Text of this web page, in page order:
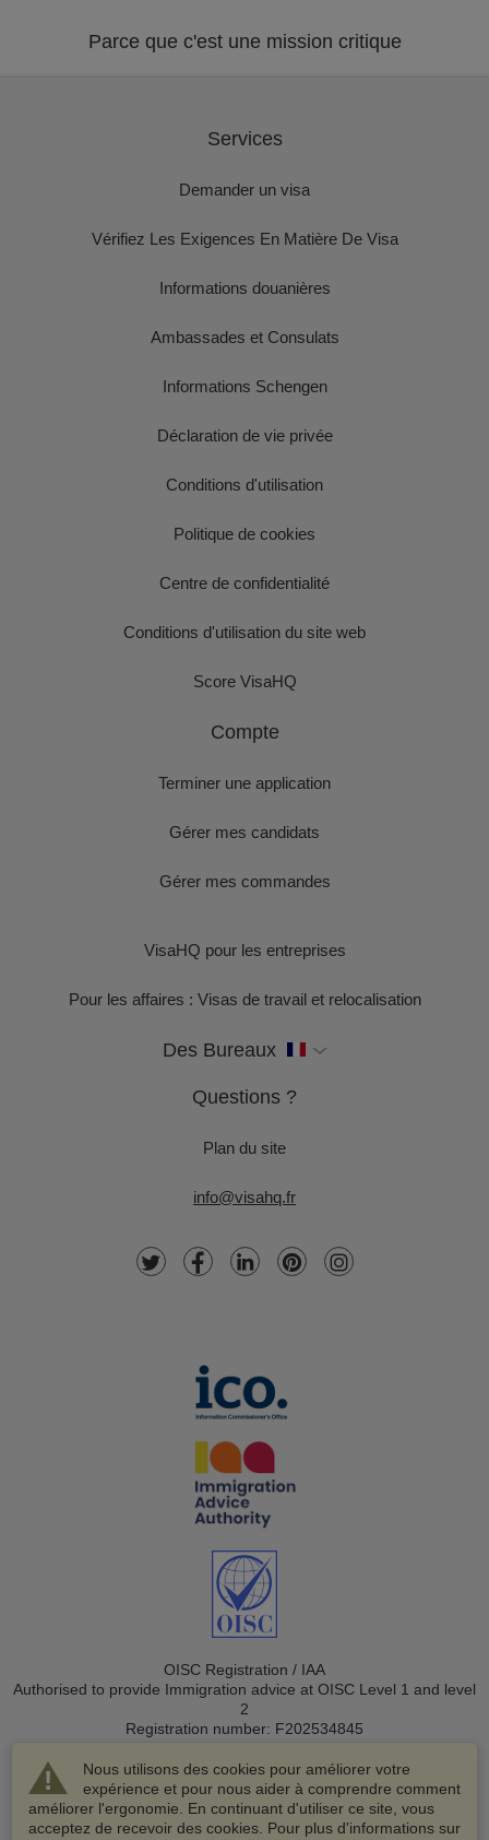
Parce que c'est une mission critique
Nous utilisons des cookies pour améliorer votre
expérience et pour nous aider à comprendre comment
améliorer l'ergonomie. En continuant d'utiliser ce site, vous
acceptez de recevoir des cookies. Pour plus d'informations sur
Services
Demander un visa
Vérifiez Les Exigences En Matière De Visa
Informations douanières
Ambassades et Consulats
Informations Schengen
Déclaration de vie privée
Conditions d'utilisation
Politique de cookies
Centre de confidentialité
Conditions d'utilisation du site web
Score VisaHQ
Compte
Terminer une application
Gérer mes candidats
Gérer mes commandes
VisaHQ pour les entreprises
Pour les affaires : Visas de travail et relocalisation
Des Bureaux
Questions ?
Plan du site
info@visahq.fr
OISC Registration / IAA
Authorised to provide Immigration advice at OISC Level 1 and level
2
Registration number: F202534845